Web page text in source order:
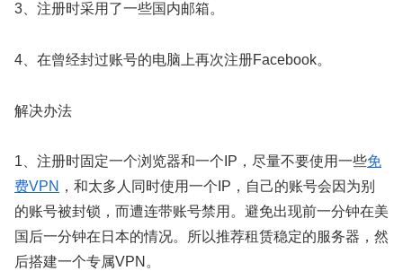
3、注册时采用了一些国内邮箱。
4、在曾经封过账号的电脑上再次注册Facebook。
解决办法
1、注册时固定一个浏览器和一个IP，尽量不要使用一些免
费VPN ，和太多人同时使用一个IP，自己的账号会因为别
的账号被封锁，而遭连带账号禁用。避免出现前一分钟在美
国后一分钟在日本的情况。所以推荐租赁稳定的服务器，然
后搭建一个专属VPN。